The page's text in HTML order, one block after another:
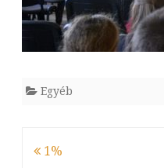
Egyéb
Bejegyzés
1%